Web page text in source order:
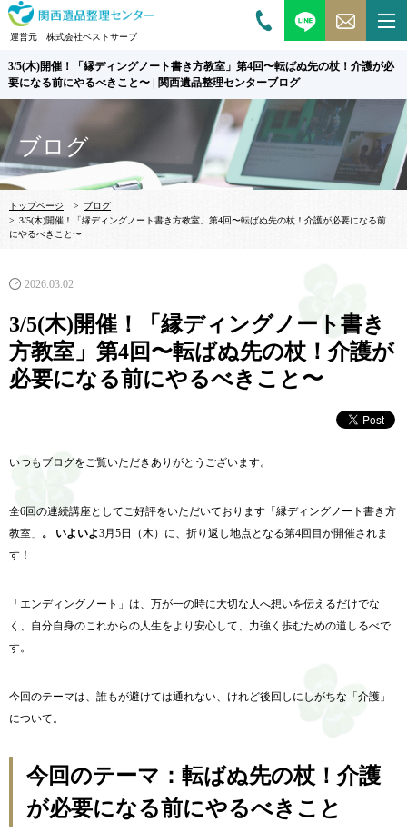
運営元 株式会社ベストサーブ
3/5(木)開催！「縁ディングノート書き方教室」第4回〜転ばぬ先の杖！介護が必
要になる前にやるべきこと〜 | 関西遺品整理センターブログ
ブログ
トップページ >
ブログ
> 3/5(木)開催！「縁ディングノート書き方教室」第4回〜転ばぬ先の杖！介護が必要になる前
にやるべきこと〜
2026.03.02
3/5(木)開催！「縁ディングノート書き
方教室」第4回〜転ばぬ先の杖！介護が
必要になる前にやるべきこと〜
いつもブログをご覧いただきありがとうございます。
全6回の連続講座としてご好評をいただいております「縁ディングノート書き方
教室」 。 いよいよ3月5日（木）に、折り返し地点となる第4回目が開催されま
す！
「エンディングノート」は、万が一の時に大切な人へ想いを伝えるだけでな
く、自分自身のこれからの人生をより安心して、力強く歩むための道しるべで
す。
今回のテーマは、誰もが避けては通れない、けれど後回しにしがちな「介護」
について。
今回のテーマ：転ばぬ先の杖！介護
が必要になる前にやるべきこと